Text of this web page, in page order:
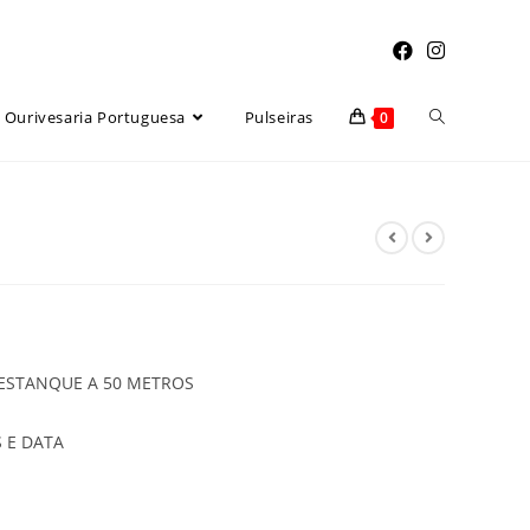
Ourivesaria Portuguesa Pulseiras 0 Toggle
A 50 METROS
E DATA